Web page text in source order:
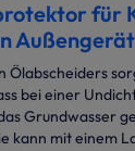
für
Ölabscheiders
bei einer
Grundwasser
kann mit einem